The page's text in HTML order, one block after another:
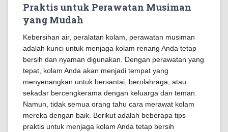
Praktis untuk Perawatan Musiman
yang Mudah
Kebersihan air, peralatan kolam, perawatan musiman
adalah kunci untuk menjaga kolam renang Anda tetap
bersih dan nyaman digunakan. Dengan perawatan yang
tepat, kolam Anda akan menjadi tempat yang
menyenangkan untuk bersantai, berolahraga, atau
sekadar bercengkerama dengan keluarga dan teman.
Namun, tidak semua orang tahu cara merawat kolam
mereka dengan baik. Berikut adalah beberapa tips
praktis untuk menjaga kolam Anda tetap bersih